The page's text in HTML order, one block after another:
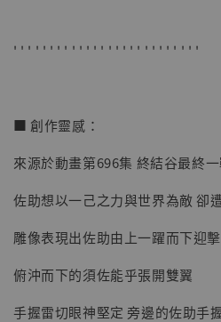
' ' ' ' ' ' ' ' ' ' ' ' ' ' ' ' ' ' ' ' ' ' ' ' ' '
■ 創作靈感：
來源於動畫第696集 終結谷最終
佐助想以一己之力與世界為敵 卻
雕像表現出佐助由上一躍而下迎
俯沖而下的須佐能乎張開雙翼
手握雷切眼神堅定 旁邊的佐助手